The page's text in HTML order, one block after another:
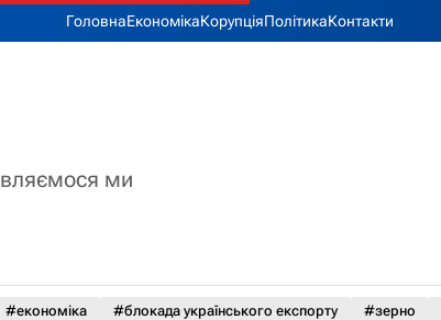
ГоловнаЕкономікаКорупціяПолітикаКонтакти
ми
#економіка #блокада українського експорту #зерно